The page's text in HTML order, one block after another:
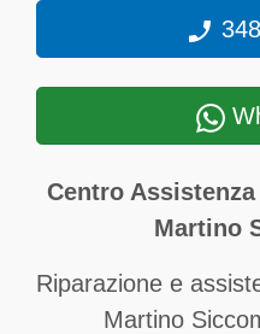
Centro
Martino
Riparazione e
Martino